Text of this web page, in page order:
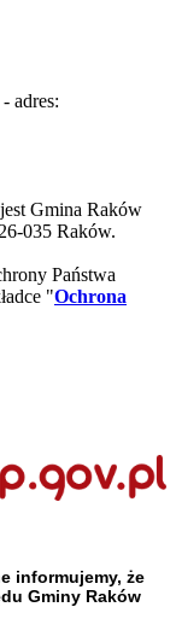
- adres:
Gmina Raków
035 Raków.
Państwa
"Ochrona
informujemy, że
Gminy Raków